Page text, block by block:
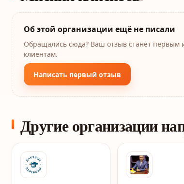
Об этой организации ещё не писали
Обращались сюда? Ваш отзыв станет
клиентам.
Написать первый отзыв
Другие организации